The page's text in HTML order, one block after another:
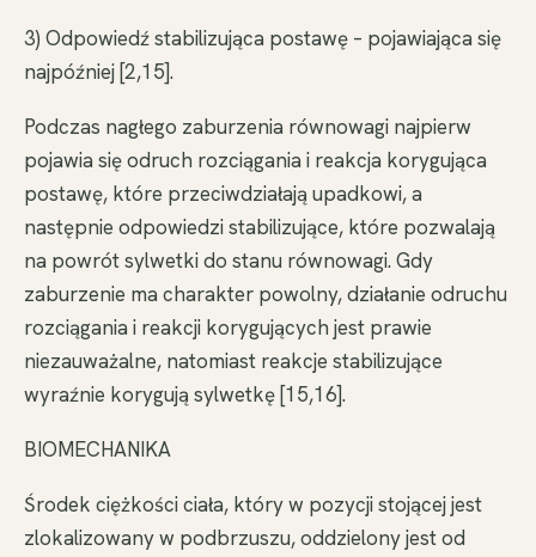
3) Odpowiedź stabilizująca postawę – pojawiająca się
najpóźniej [2,15].
Podczas nagłego zaburzenia równowagi najpierw
pojawia się odruch rozciągania i reakcja korygująca
postawę, które przeciwdziałają upadkowi, a
następnie odpowiedzi stabilizujące, które pozwalają
na powrót sylwetki do stanu równowagi. Gdy
zaburzenie ma charakter powolny, działanie odruchu
rozciągania i reakcji korygujących jest prawie
niezauważalne, natomiast reakcje stabilizujące
wyraźnie korygują sylwetkę [15,16].
BIOMECHANIKA
Środek ciężkości ciała, który w pozycji stojącej jest
zlokalizowany w podbrzuszu, oddzielony jest od